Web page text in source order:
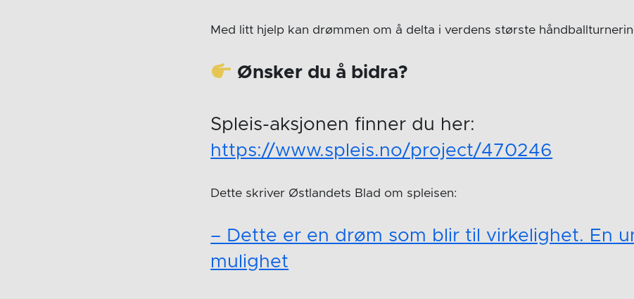
Med litt hjelp kan drømmen om å delta i verdens største
Ønsker du å bidra?
Spleis-aksjonen finner du her:
https://www.spleis.no/project/470246
Dette skriver Østlandets Blad om spleisen:
– Dette er en drøm som blir til virkelighet. En
mulighet